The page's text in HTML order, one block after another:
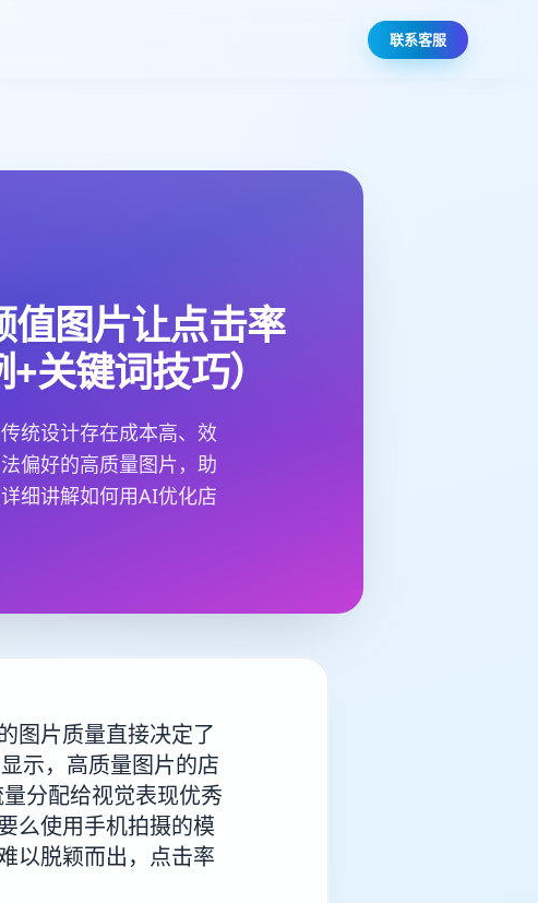
联系客服
图片让点击率
关键词技巧）
统设计存在成本高、效
偏好的高质量图片，助
细讲解如何用AI优化店
图片质量直接决定了
示，高质量图片的店
分配给视觉表现优秀
么使用手机拍摄的模
以脱颖而出，点击率